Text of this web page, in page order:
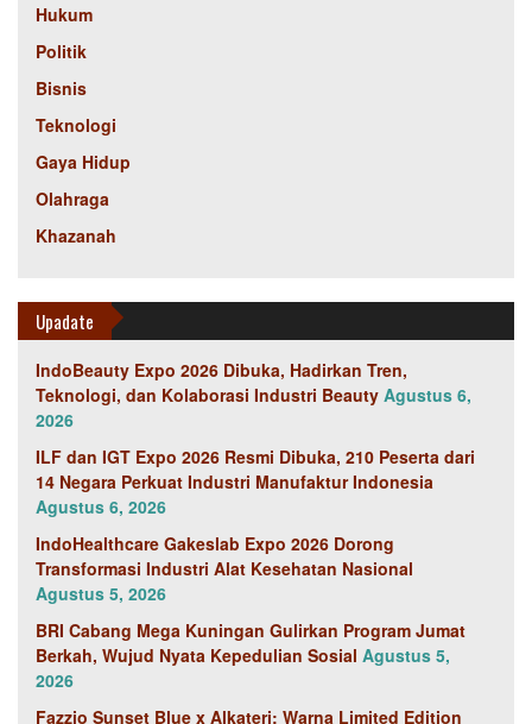
Hukum
Politik
Bisnis
Teknologi
Gaya Hidup
Olahraga
Khazanah
Upadate
IndoBeauty Expo 2026 Dibuka, Hadirkan Tren,
Teknologi, dan Kolaborasi Industri Beauty Agustus 6,
2026
ILF dan IGT Expo 2026 Resmi Dibuka, 210 Peserta dari
14 Negara Perkuat Industri Manufaktur Indonesia
Agustus 6, 2026
IndoHealthcare Gakeslab Expo 2026 Dorong
Transformasi Industri Alat Kesehatan Nasional
Agustus 5, 2026
BRI Cabang Mega Kuningan Gulirkan Program Jumat
Berkah, Wujud Nyata Kepedulian Sosial Agustus 5,
2026
Fazzio Sunset Blue x Alkateri: Warna Limited Edition